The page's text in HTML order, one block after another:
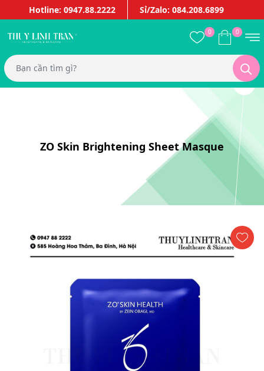
Hotline: 0947.88.2222 Sỉ/Zalo: 084.208.6899
0 0
ZO Skin Brightening Sheet Masque